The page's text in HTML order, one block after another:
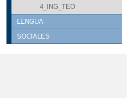
4_ING_TEO
LENGUA
SOCIALES